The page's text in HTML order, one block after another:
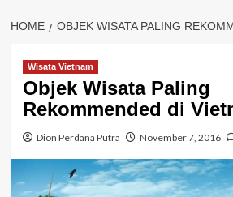
HOME OBJEK WISATA PALING
Wisata Vietnam
Objek Wisata Paling
Rekommended di
Dion Perdana Putra November 7, 2016